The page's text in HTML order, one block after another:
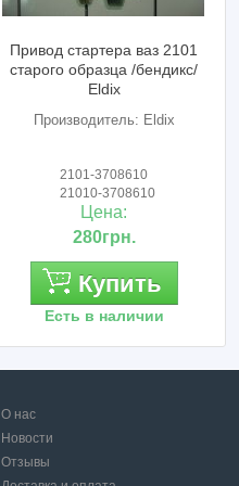
Провод массы ваз 2121-
21214 ваз 2123 нива
шевроле 300 мм (косичка)
Производитель: Cargen
АХ-407
35грн.
Купить
Есть в наличии
О нас
Новости
Отзывы